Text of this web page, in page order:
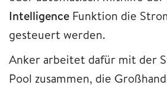
Intelligence Funktion die
gesteuert werden.
Anker arbeitet dafür mit der
Pool zusammen, die